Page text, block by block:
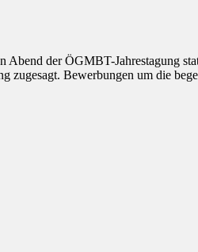
der ÖGMBT-Jahrestagung
Bewerbungen um die